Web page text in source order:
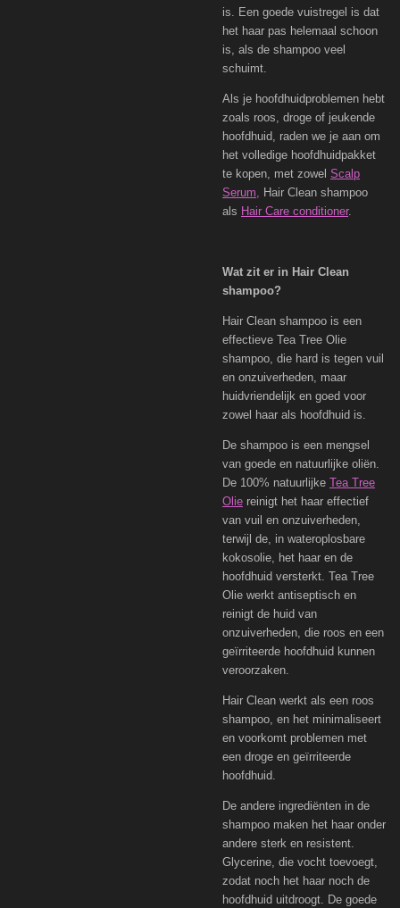
is. Een goede vuistregel is dat
het haar pas helemaal schoon
is, als de shampoo veel
schuimt.
Als je hoofdhuidproblemen hebt
zoals roos, droge of jeukende
hoofdhuid, raden we je aan om
het volledige hoofdhuidpakket
te kopen, met zowel Scalp
Serum,
Hair Clean shampoo
als Hair Care conditioner.
Wat zit er in Hair Clean
shampoo?
Hair Clean shampoo is een
effectieve Tea Tree Olie
shampoo, die hard is tegen vuil
en onzuiverheden, maar
huidvriendelijk en goed voor
zowel haar als hoofdhuid is.
De shampoo is een mengsel
van goede en natuurlijke oliën.
De 100% natuurlijke Tea Tree
Olie reinigt het haar effectief
van vuil en onzuiverheden,
terwijl de, in wateroplosbare
kokosolie, het haar en de
hoofdhuid versterkt. Tea Tree
Olie werkt antiseptisch en
reinigt de huid van
onzuiverheden, die roos en een
geïrriteerde hoofdhuid kunnen
veroorzaken.
Hair Clean werkt als een roos
shampoo, en het minimaliseert
en voorkomt problemen met
een droge en geïrriteerde
hoofdhuid.
De andere ingrediënten in de
shampoo maken het haar onder
andere sterk en resistent.
Glycerine, die vocht toevoegt,
zodat noch het haar noch de
hoofdhuid uitdroogt. De goede